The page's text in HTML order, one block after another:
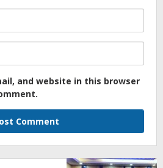
and website in this browser